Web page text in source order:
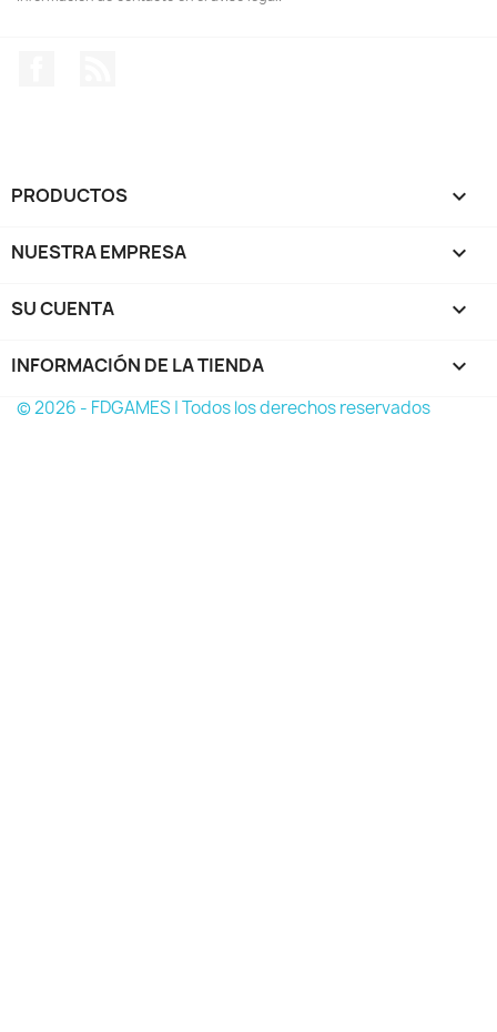
PRODUCTOS 
NUESTRA EMPRESA 
SU CUENTA 
INFORMACIÓN DE LA TIENDA keyboard_arrow_down
© 2026 - FDGAMES | Todos los derechos reservados